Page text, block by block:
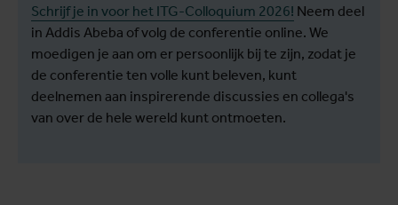
Schrijf je in voor het ITG-Colloquium 2026! Neem deel
in Addis Abeba of volg de conferentie online. We
moedigen je aan om er persoonlijk bij te zijn, zodat je
de conferentie ten volle kunt beleven, kunt
deelnemen aan inspirerende discussies en collega's
van over de hele wereld kunt ontmoeten.